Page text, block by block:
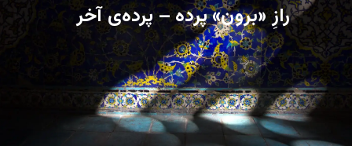
رازِ «برون» پرده – پرده‌ی آخر